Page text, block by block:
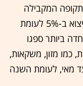
בהשוואה לתקופה המקבילה
בשנה שעברה. בחודש מאי לבדו ירד היצוא ב-5% לעומת
הירידה החדה ביותר ספגו
כמו מזון, משקאות,
בינואר עד מאי, לעומת השנה